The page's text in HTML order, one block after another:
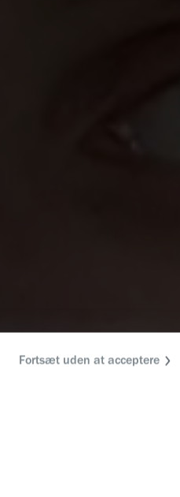
Fortsæt uden at acceptere